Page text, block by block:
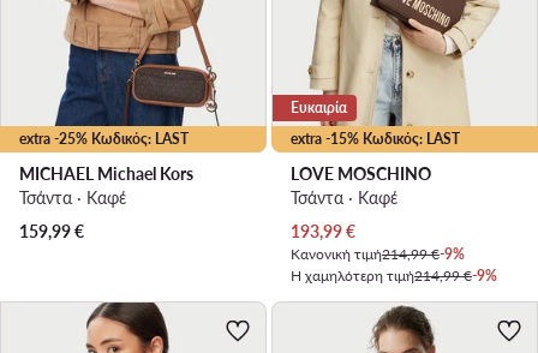
extra -25% Κωδικός: LAST
MICHAEL Michael Kors
Τσάντα · Καφέ
159,99€
extra -15% Κωδικός: LAST
Ευκαιρία
LOVE MOSCHINO
Τσάντα · Καφέ
Τρέχουσα τιμή
193,99€
Κανονική τιμή214,99 €-9%
Η χαμηλότερη τιμή214,99 €-9%